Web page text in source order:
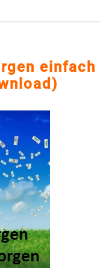
einfach